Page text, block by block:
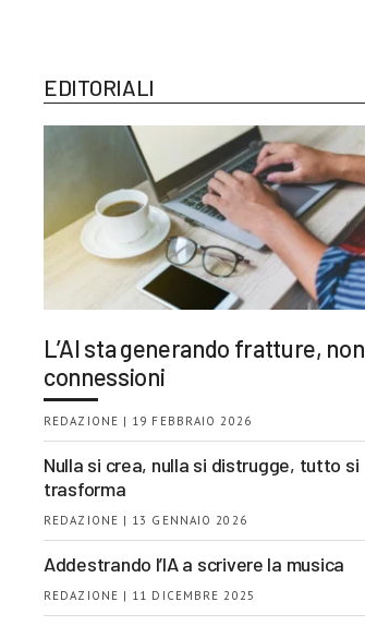
EDITORIALI
L’AI sta generando fratture, non
connessioni
REDAZIONE | 19 FEBBRAIO 2026
Nulla si crea, nulla si distrugge, tutto si
trasforma
REDAZIONE | 13 GENNAIO 2026
Addestrando l’IA a scrivere la musica
REDAZIONE | 11 DICEMBRE 2025